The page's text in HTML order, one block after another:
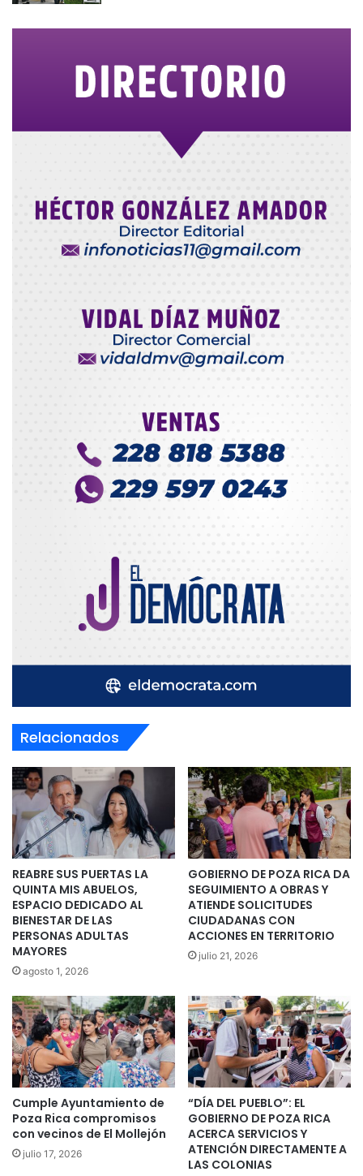
Relacionados
REABRE SUS PUERTAS LA
QUINTA MIS ABUELOS,
ESPACIO DEDICADO AL
BIENESTAR DE LAS
PERSONAS ADULTAS
MAYORES
agosto 1, 2026
GOBIERNO DE POZA RICA DA
SEGUIMIENTO A OBRAS Y
ATIENDE SOLICITUDES
CIUDADANAS CON
ACCIONES EN TERRITORIO
julio 21, 2026
Cumple Ayuntamiento de
Poza Rica compromisos
con vecinos de El Mollejón
julio 17, 2026
“DÍA DEL PUEBLO”: EL
GOBIERNO DE POZA RICA
ACERCA SERVICIOS Y
ATENCIÓN DIRECTAMENTE A
LAS COLONIAS